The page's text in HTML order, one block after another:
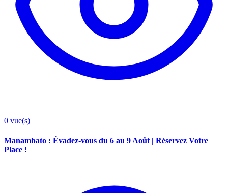
0 vue(s)
Manambato : Évadez-vous du 6 au 9 Août | Réservez Votre
Place !